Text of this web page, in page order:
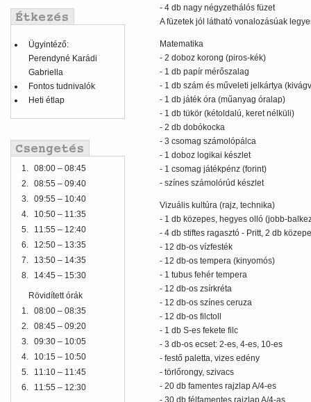
Ügyintéző:
Perendyné Karádi
Gabriella
Fontos tudnivalók
Heti étlap
1. 08:00 – 08:45
2. 08:55 – 09:40
3. 09:55 – 10:40
4.
10:50 – 11:35
5.
11:55 – 12:40
6.
12:50 – 13:35
7.
13:50 – 14:35
8.
14:45 – 15:30
Rövidített órák
1. 08:00 – 08:35
2. 08:45 – 09:20
3. 09:30 – 10:05
4.
10:15 – 10:50
5.
11:10 – 11:45
6.
11:55 – 12:30
- 4 db nagy négyzethálós füzet
A füzetek jól látható vonalozásúak
Matematika
- 2 doboz korong (piros-kék)
- 1 db papír mérőszalag
- 1 db szám és műveleti jelkártya
- 1 db játék óra (műanyag óralap)
- 1 db tükör (kétoldalú, keret nélküli)
- 2 db dobókocka
- 3 csomag számolópálca
- 1 doboz logikai készlet
- 1 csomag játékpénz (forint)
- színes számolórúd készlet
Vizuális kultúra (rajz, technika)
- 1 db közepes, hegyes olló (jobb-
- 4 db stiftes ragasztó - Pritt, 2 db
- 12 db-os vízfesték
- 12 db-os tempera (kinyomós)
- 1 tubus fehér tempera
- 12 db-os zsírkréta
- 12 db-os színes ceruza
- 12 db-os filctoll
- 1 db S-es fekete filc
- 3 db-os ecset: 2-es, 4-es, 10-es
- festő paletta, vizes edény
- törlőrongy, szivacs
- 20 db famentes rajzlap A/4-es
- 30 db félfamentes rajzlap A/4-as